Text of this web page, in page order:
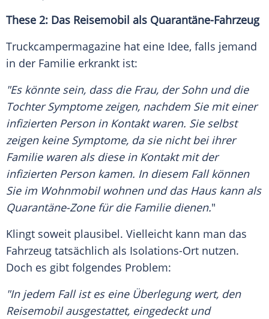
These 2: Das Reisemobil als Quarantäne-Fahrzeug
Truckcampermagazine hat eine Idee, falls jemand
in der Familie erkrankt ist:
"Es könnte sein, dass die Frau, der Sohn und die
Tochter Symptome zeigen, nachdem Sie mit einer
infizierten Person in Kontakt waren. Sie selbst
zeigen keine Symptome, da sie nicht bei ihrer
Familiewaren als diese in Kontakt mit der
infizierten Person kamen. In diesem Fall können
Sie im Wohnmobilwohnen und das Haus kann als
Quarantäne-Zone für die Familiedienen."
Klingt soweit plausibel. Vielleicht kann man das
Fahrzeug tatsächlich als Isolations-Ort nutzen.
Doch es gibt folgendes Problem:
"In jedem Fall ist es eine Überlegung wert, den
Reisemobilausgestattet, eingedeckt und